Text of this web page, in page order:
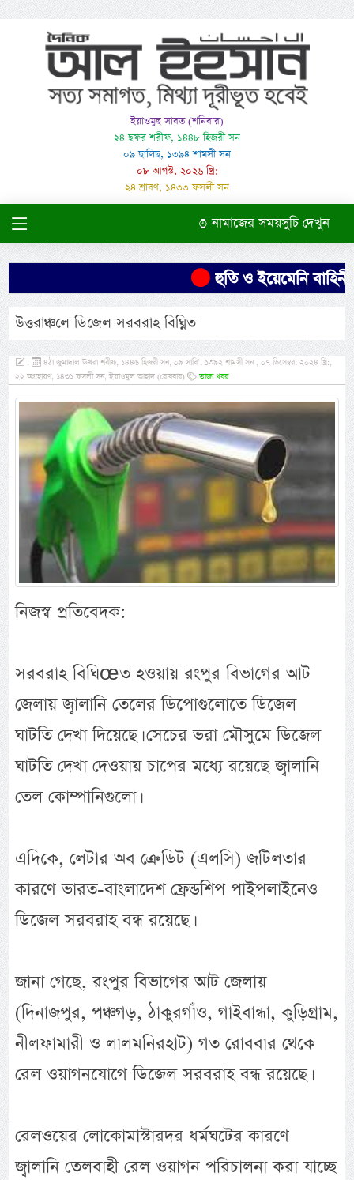
ইয়াওমুছ সাবত (শনিবার)
২৪ ছফর শরীফ, ১৪৪৮ হিজরী সন
০৯ ছালিছ, ১৩৯৪ শামসী সন
০৮ আগস্ট, ২০২৬ খ্রি:
২৪ শ্রাবণ, ১৪৩৩ ফসলী সন
নামাজের সময়সুচি দেখুন
হুতি ও ইয়েমেনি
উত্তরাঞ্চলে ডিজেল সরবরাহ বিঘ্নিত
,
৪ঠা জুমাদাল ঊখরা শরীফ, ১৪৪৬ হিজরী সন, ০৯ সাবি’, ১৩৯২ শামসী সন , ০৭ ডিসেম্বর, ২০২৪ খ্রি:,
২২ অগ্রহায়ণ, ১৪৩১ ফসলী সন, ইয়াওমুল আহাদ (রোববার)
তাজা খবর
নিজস্ব প্রতিবেদক:
সরবরাহ বিঘিœত হওয়ায় রংপুর বিভাগের আট
জেলায় জ্বালানি তেলের ডিপোগুলোতে ডিজেল
ঘাটতি দেখা দিয়েছে। সেচের ভরা মৌসুমে ডিজেল
ঘাটতি দেখা দেওয়ায় চাপের মধ্যে রয়েছে জ্বালানি
তেল কোম্পানিগুলো।
এদিকে, লেটার অব ক্রেডিট (এলসি) জটিলতার
কারণে ভারত-বাংলাদেশ ফ্রেন্ডশিপ পাইপলাইনেও
ডিজেল সরবরাহ বন্ধ রয়েছে।
জানা গেছে, রংপুর বিভাগের আট জেলায়
(দিনাজপুর, পঞ্চগড়, ঠাকুরগাঁও, গাইবান্ধা, কুড়িগ্রাম,
নীলফামারী ও লালমনিরহাট) গত রোববার থেকে
রেল ওয়াগনযোগে ডিজেল সরবরাহ বন্ধ রয়েছে।
রেলওয়ের লোকোমাস্টারদর ধর্মঘটের কারণে
জ্বালানি তেলবাহী রেল ওয়াগন পরিচালনা করা যাচ্ছে